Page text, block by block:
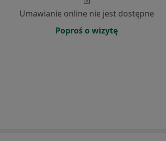
Umawianie online nie jest dostępne
Poproś o wizytę